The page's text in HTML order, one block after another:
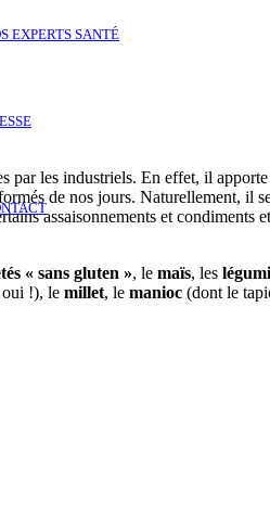
EXPERTS SANTÉ
par les industriels. En effet, il
de nos jours. Naturellement, il
assaisonnements et condiments
« sans gluten », le maïs, les
!), le millet, le manioc (dont le